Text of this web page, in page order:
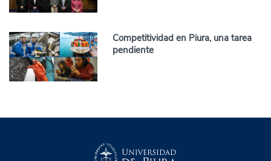
Competitividad en Piura, una tarea
pendiente